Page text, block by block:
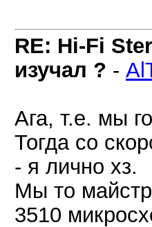
RE: Hi-Fi
изучал ? -
Ага, т.е. мы
Тогда со
- я лично хз.
Мы то
3510